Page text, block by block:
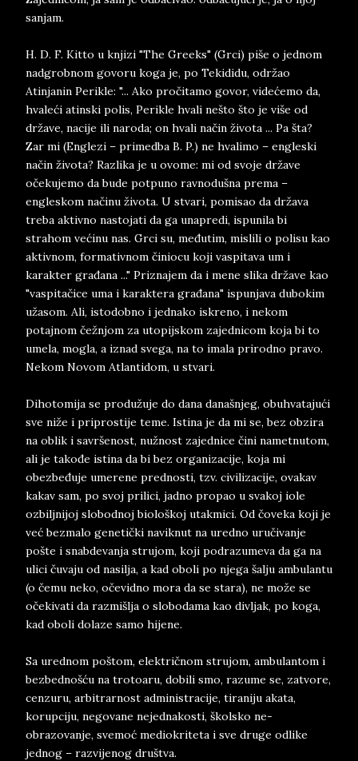
sanjam.
H. D. F. Kitto u knjizi "The Greeks" (Grci) piše o jednom
nadgrobnom govoru koga je, po Tekididu, održao
Atinjanin Perikle: "... Ako pročitamo govor, videćemo da,
hvaleći atinski polis, Perikle hvali nešto što je više od
države, nacije ili naroda; on hvali način života ... Pa šta?
Zar mi (Englezi – primedba B. P.) ne hvalimo – engleski
način života? Razlika je u ovome: mi od svoje države
očekujemo da bude potpuno ravnodušna prema –
engleskom načinu života. U stvari, pomisao da država
treba aktivno nastojati da ga unapredi, ispunila bi
strahom većinu nas. Grci su, međutim, mislili o polisu kao
aktivnom, formativnom činiocu koji vaspitava um i
karakter građana ..." Priznajem da i mene slika države kao
"vaspitačice uma i karaktera građana" ispunjava dubokim
užasom. Ali, istodobno i jednako iskreno, i nekom
potajnom čežnjom za utopijskom zajednicom koja bi to
umela, mogla, a iznad svega, na to imala prirodno pravo.
Nekom Novom Atlantidom, u stvari.
Dihotomija se produžuje do dana današnjeg, obuhvatajući
sve niže i priprostije teme. Istina je da mi se, bez obzira
na oblik i savršenost, nužnost zajednice čini nametnutom,
ali je takođe istina da bi bez organizacije, koja mi
obezbeđuje umerene prednosti, tzv. civilizacije, ovakav
kakav sam, po svoj prilici, jadno propao u svakoj iole
ozbiljnijoj slobodnoj biološkoj utakmici. Od čoveka koji je
već bezmalo genetički naviknut na uredno uručivanje
pošte i snabdevanja strujom, koji podrazumeva da ga na
ulici čuvaju od nasilja, a kad oboli po njega šalju ambulantu
(o čemu neko, očevidno mora da se stara), ne može se
očekivati da razmišlja o slobodama kao divljak, po koga,
kad oboli dolaze samo hijene.
Sa urednom poštom, električnom strujom, ambulantom i
bezbednošću na trotoaru, dobili smo, razume se, zatvore,
cenzuru, arbitrarnost administracije, tiraniju akata,
korupciju, negovane nejednakosti, školsko ne-
obrazovanje, svemoć mediokriteta i sve druge odlike
jednog – razvijenog društva.